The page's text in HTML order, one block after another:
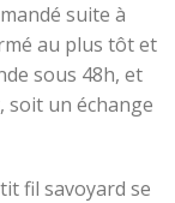
suite à
au plus tôt et
sous 48h, et
soit un échange
fil savoyard se